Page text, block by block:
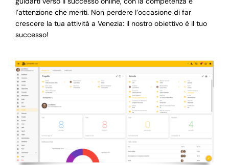
l’attenzione che meriti. Non perdere l’occasione di far
crescere la tua attività a Venezia: il nostro obiettivo è il tuo
successo!